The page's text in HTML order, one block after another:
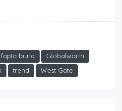
fapta buna
Globalworth
trend West Gate